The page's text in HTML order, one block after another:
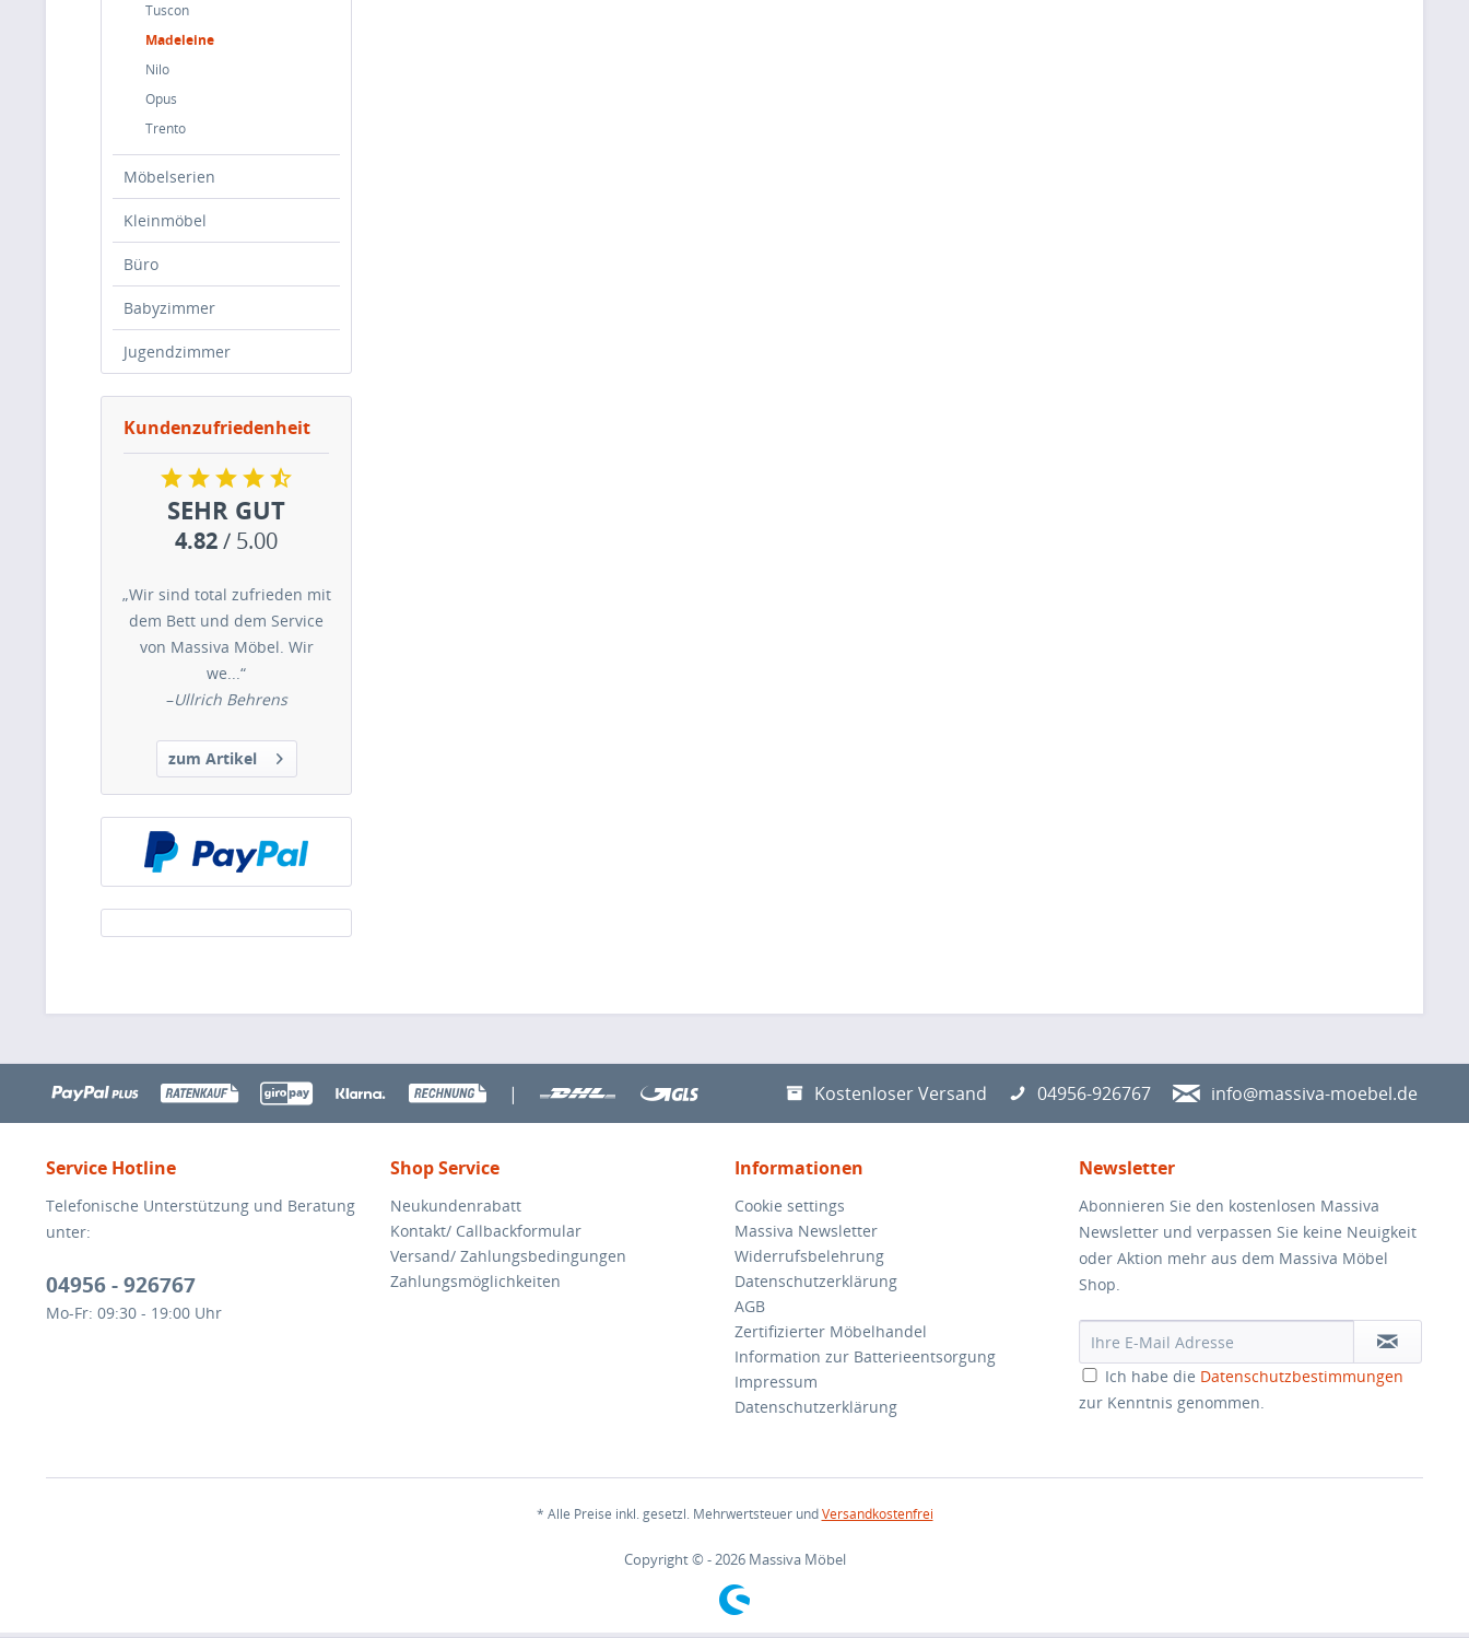
Tuscon
Madeleine
Nilo
Opus
Trento
Möbelserien
Kleinmöbel
Büro
Babyzimmer
Jugendzimmer
Kundenzufriedenheit
SEHR GUT
4.82/ 5.00
„Wir sind total zufrieden mit
dem Bett und dem Service
von Massiva Möbel. Wir
we...“
–Ullrich Behrens
zum Artikel
| Kostenloser Versand 04956-926767 info@massiva-moebel.de
Service Hotline
Telefonische Unterstützung und Beratung
unter:
04956 - 926767
Mo-Fr: 09:30 - 19:00 Uhr
Shop Service
Neukundenrabatt
Kontakt/ Callbackformular
Versand/ Zahlungsbedingungen
Zahlungsmöglichkeiten
Informationen
Cookie settings
Massiva Newsletter
Widerrufsbelehrung
Datenschutzerklärung
AGB
Zertifizierter Möbelhandel
Information zur Batterieentsorgung
Impressum
Datenschutzerklärung
Newsletter
Abonnieren Sie den kostenlosen Massiva
Newsletter und verpassen Sie keine Neuigkeit
oder Aktion mehr aus dem Massiva Möbel
Shop.
Ich habe die Datenschutzbestimmungen
zur Kenntnis genommen.
* Alle Preise inkl. gesetzl. Mehrwertsteuer undVersandkostenfrei
Copyright © - 2026 Massiva Möbel